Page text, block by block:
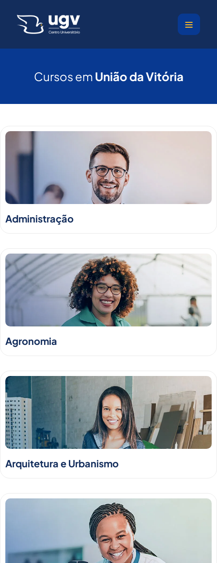
Cursos em União da Vitória
Administração
Agronomia
Arquitetura e Urbanismo